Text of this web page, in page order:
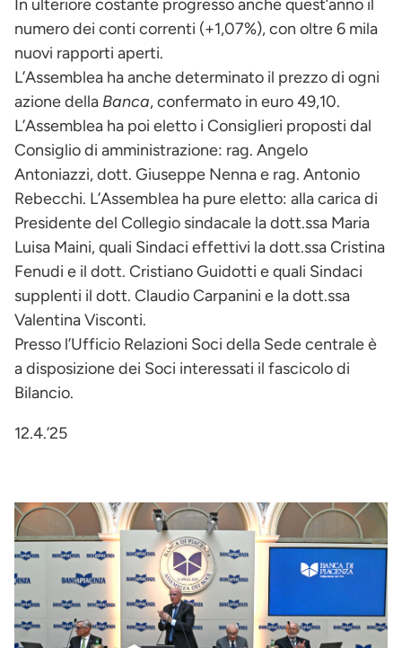
In ulteriore costante progresso anche quest’anno il
numero dei conti correnti (+1,07%), con oltre 6 mila
nuovi rapporti aperti.
L’Assemblea ha anche determinato il prezzo di ogni
azione della Banca, confermato in euro 49,10.
L’Assemblea ha poi eletto i Consiglieri proposti dal
Consiglio di amministrazione: rag. Angelo
Antoniazzi, dott. Giuseppe Nenna e rag. Antonio
Rebecchi. L’Assemblea ha pure eletto: alla carica di
Presidente del Collegio sindacale la dott.ssa Maria
Luisa Maini, quali Sindaci effettivi la dott.ssa Cristina
Fenudi e il dott. Cristiano Guidotti e quali Sindaci
supplenti il dott. Claudio Carpanini e la dott.ssa
Valentina Visconti.
Presso l’Ufficio Relazioni Soci della Sede centrale è
a disposizione dei Soci interessati il fascicolo di
Bilancio.
12.4.’25